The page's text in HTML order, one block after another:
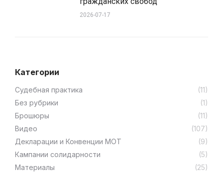
2026-07-17
Категории
Cудебная практика
(11)
Без рубрики
(1)
Брошюры
(11)
Видео
(107)
Декларации и Конвенции МОТ
(9)
Кампании солидарности
(5)
Материалы
(25)